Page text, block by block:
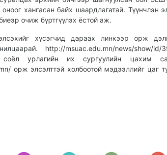
оноог хангасан байх шаардлагатай. Түүнчлэн
очиж бүртгүүлэх ёстой аж.
хүсэгчид дараах линкээр орж
http://msuac.edu.mn/news/show/
урлагийн их сургуулийн цахим
орж элсэлттэй холбоотой мэдээллийг цаг